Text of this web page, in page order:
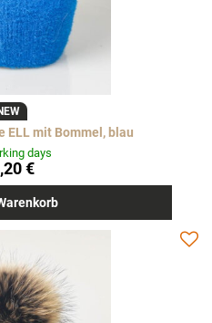
ELL mit Bommel, blau
days
€